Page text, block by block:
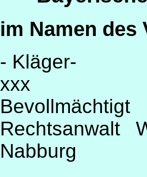
im Namen des
- Kläger-
xxx
Bevollmächtigt
Rechtsanwalt
Nabburg